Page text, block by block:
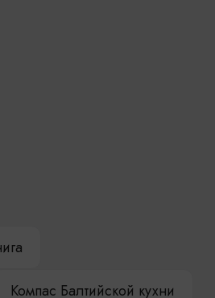
Компас Балтийской кухни